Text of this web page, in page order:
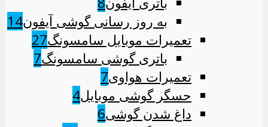
به روز رسانی گوشی آیفون14
تعمیرات موبایل سامسونگ27
باتری گوشی سامسونگ7
تعمیرات هواوی7
حسگر گوشی موبایل4
داغ شدن گوشی6